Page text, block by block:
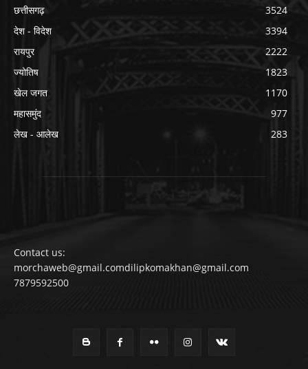
छत्तीसगढ़
3524
देश - विदेश
3394
रायपुर
2222
ज्योतिष
1823
खेल जगत
1170
महासमुंद
977
लेख - आलेख
283
Contact us:
morchaweb@gmail.comdilipkomakhan@gmail.com
7879592500